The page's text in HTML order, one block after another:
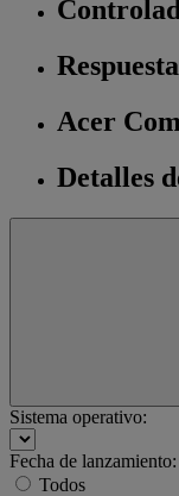
Acer
Detalles
Sistema operativo:
Fecha de lanzamiento:
Todos